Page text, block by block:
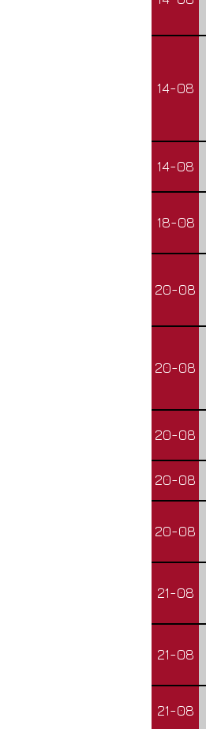
14-08
14-08
18-08
20-08
20-08
20-08
20-08
20-08
21-08
21-08
21-08